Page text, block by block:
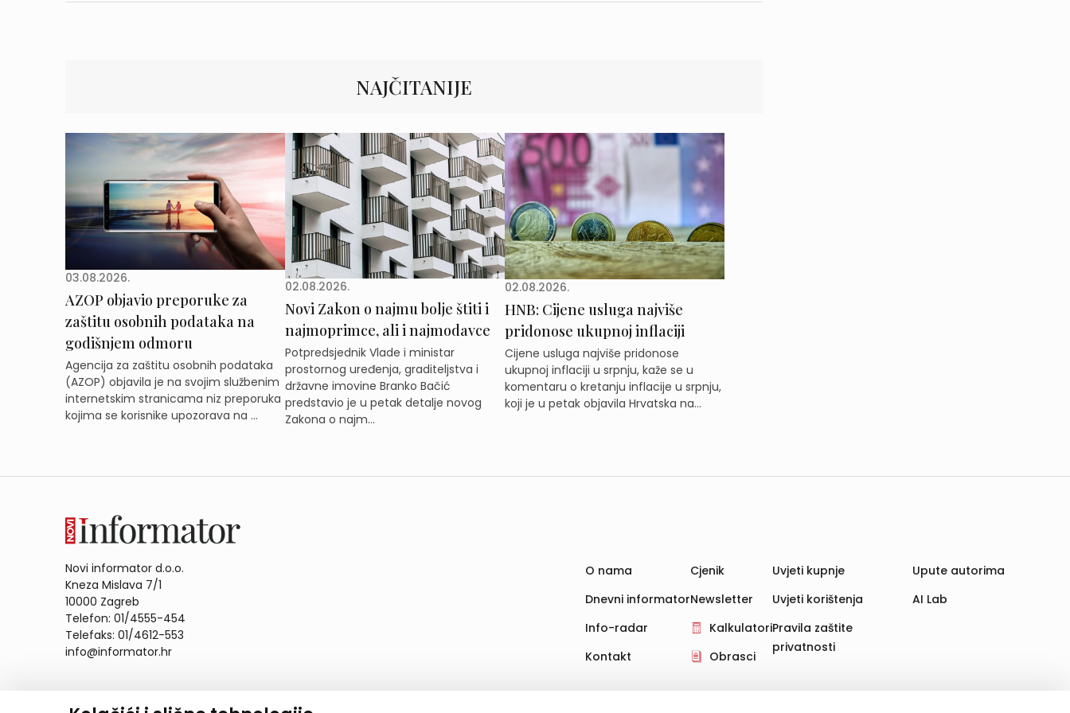
NAJČITANIJE
03.08.2026.
AZOP objavio preporuke za
zaštitu osobnih podataka na
godišnjem odmoru
Agencija za zaštitu osobnih podataka
(AZOP) objavila je na svojim službenim
internetskim stranicama niz preporuka
kojima se korisnike upozorava na ...
02.08.2026.
Novi Zakon o najmu bolje štiti i
najmoprimce, ali i najmodavce
Potpredsjednik Vlade i ministar
prostornog uređenja, graditeljstva i
državne imovine Branko Bačić
predstavio je u petak detalje novog
Zakona o najm...
02.08.2026.
HNB: Cijene usluga najviše
pridonose ukupnoj inflaciji
Cijene usluga najviše pridonose
ukupnoj inflaciji u srpnju, kaže se u
komentaru o kretanju inflacije u srpnju,
koji je u petak objavila Hrvatska na...
Novi informator d.o.o.
Kneza Mislava 7/1
10000 Zagreb
Telefon: 01/4555-454
Telefaks: 01/4612-553
info@informator.hr
O nama
Dnevni informator
Info-radar
Kontakt
Cjenik
Newsletter
Kalkulatori
Obrasci
Uvjeti kupnje
Uvjeti korištenja
Pravila zaštite
privatnosti
Upute autorima
AI Lab